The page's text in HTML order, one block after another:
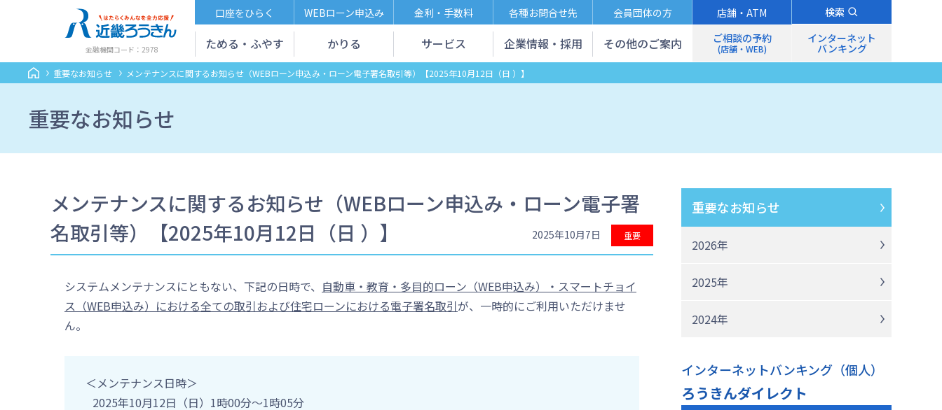
金融機関コード：2978
口座をひらく WEBローン申込み 金利・手数料 各種お問合せ先 会員団体の方 店舗・ATM
ためる・ふやす かりる サービス 企業情報・採用 その他のご案内 ご相談の予約
(店舗・WEB)
インターネット
バンキング
検索
重要なお知らせ メンテナンスに関するお知らせ（WEBローン申込み・ローン電子署名取引等）【2025年10月12日（日 ）】
重要なお知らせ
メンテナンスに関するお知らせ（WEBローン申込み・ローン電子署
名取引等）【2025年10月12日（日 ）】
重要
2025年10月7日
システムメンテナンスにともない、下記の日時で、 自動車・教育・多目的ローン（WEB申込み）・スマートチョイ
ス（WEB申込み）における全ての取引および住宅ローンにおける電子署名取引が、一時的にご利用いただけませ
ん。
＜メンテナンス日時＞
2025年10月12日（日）1時00分～1時05分
重要なお知らせ
2026年
2025年
2024年
インターネットバンキング（個人）
ろうきんダイレクト